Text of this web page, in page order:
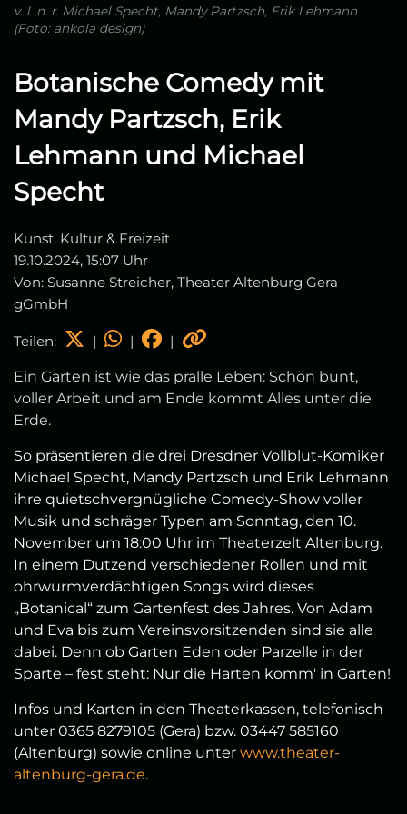
v. l .n. r. Michael Specht, Mandy Partzsch, Erik Lehmann
(Foto: ankola design)
Botanische Comedy mit
Mandy Partzsch, Erik
Lehmann und Michael
Specht
Kunst, Kultur & Freizeit
19.10.2024, 15:07 Uhr
Von: Susanne Streicher, Theater Altenburg Gera
gGmbH
Teilen: | | |
Ein Garten ist wie das pralle Leben: Schön bunt,
voller Arbeit und am Ende kommt Alles unter die
Erde.
So präsentieren die drei Dresdner Vollblut-Komiker
Michael Specht, Mandy Partzsch und Erik Lehmann
ihre quietschvergnügliche Comedy-Show voller
Musik und schräger Typen am Sonntag, den 10.
November um 18:00 Uhr im Theaterzelt Altenburg.
In einem Dutzend verschiedener Rollen und mit
ohrwurmverdächtigen Songs wird dieses
„Botanical“ zum Gartenfest des Jahres. Von Adam
und Eva bis zum Vereinsvorsitzenden sind sie alle
dabei. Denn ob Garten Eden oder Parzelle in der
Sparte – fest steht: Nur die Harten komm' in Garten!
Infos und Karten in den Theaterkassen, telefonisch
unter 0365 8279105 (Gera) bzw. 03447 585160
(Altenburg) sowie online unter www.theater-
altenburg-gera.de.